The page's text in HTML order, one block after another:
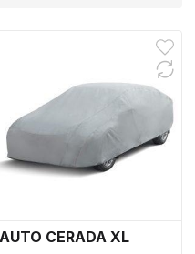
AUTO CERADA XL